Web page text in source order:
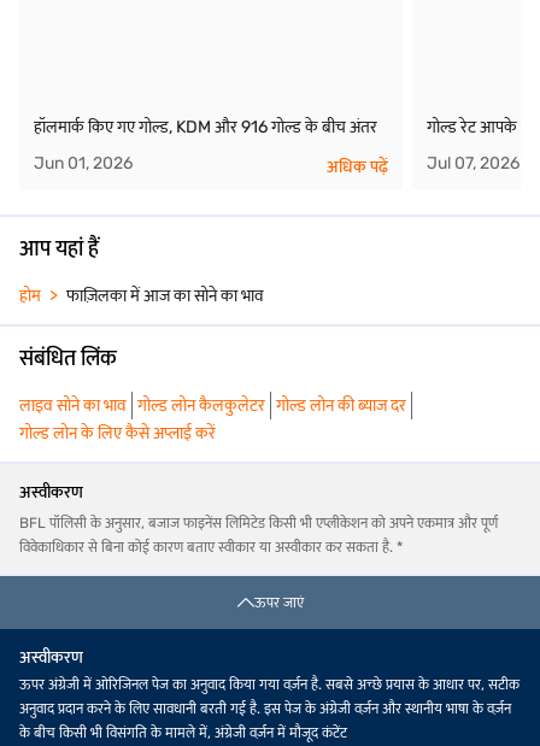
बिहार में सोने का भाव
छत्तीसगढ़ में गोल्ड दर
अन्य शहरों में सोने के भाव के बारे में अधिक जानें
विरुधाचलम में गोल्ड की दर
वाशिम में गोल्ड दर
जगतीयल में गोल्ड की दर भद्रक में गोल्ड दर गोकाक में गोल्ड की दर
पुरी में गोल्ड की दर
मेदक में गोल्ड की दर
हॉलमार्क किए गए गोल्ड, KDM और 916 गोल्ड के बीच अंतर
Jun 01, 2026
अधिक पढ़ें
गोल्ड रेट आपके
Jul 07, 2026
आप यहां हैं
होम फाज़िलका में आज का सोने का भाव
संबंधित लिंक
लाइव सोने का भाव गोल्ड लोन कैलकुलेटर गोल्ड लोन की ब्याज दर
गोल्ड लोन के लिए कैसे अप्लाई करें
अस्वीकरण
BFL पॉलिसी के अनुसार, बजाज फाइनेंस लिमिटेड किसी भी एप्लीकेशन को अपने एकमात्र और पूर्ण
विवेकाधिकार से बिना कोई कारण बताए स्वीकार या अस्वीकार कर सकता है. *
ऊपर जाएं
अस्वीकरण
ऊपर अंग्रेजी में ओरिजिनल पेज का अनुवाद किया गया वर्ज़न है. सबसे अच्छे प्रयास के आधार पर, सटीक
अनुवाद प्रदान करने के लिए सावधानी बरती गई है. इस पेज के अंग्रेजी वर्ज़न और स्थानीय भाषा के वर्ज़न
के बीच किसी भी विसंगति के मामले में, अंग्रेजी वर्ज़न में मौजूद कंटेंट